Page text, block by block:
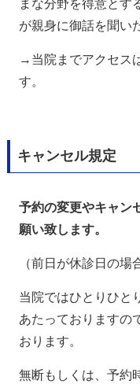
まな分野を得意とす
が親身に御話を聞い
→当院までアクセス
す。
キャンセル規定
予約の変更やキャン
願い致します。
（前日が休診日の場
当院ではひとりひと
あたっておりますの
おります。
無断もしくは、予約